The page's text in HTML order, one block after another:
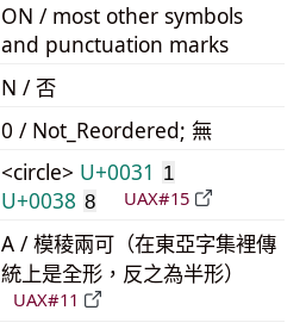
ON / most other symbols
and punctuation marks
N / 否
0 / Not_Reordered; 無
<circle> U+0031 1
U+0038 8 UAX#15
A / 模稜兩可（在東亞字集裡傳
統上是全形，反之為半形）
UAX#11